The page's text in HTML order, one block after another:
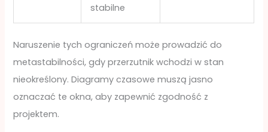
stabilne
Naruszenie tych ograniczeń może prowadzić do
metastabilności, gdy przerzutnik wchodzi w stan
nieokreślony. Diagramy czasowe muszą jasno
oznaczać te okna, aby zapewnić zgodność z
projektem.